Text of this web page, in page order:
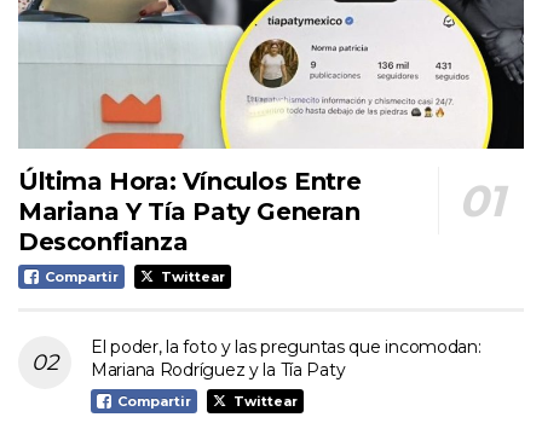
Última Hora: Vínculos Entre
Mariana Y Tía Paty Generan
Desconfianza
Compartir Twittear
El poder, la foto y las preguntas que incomodan:
Mariana Rodríguez y la Tía Paty
Compartir Twittear